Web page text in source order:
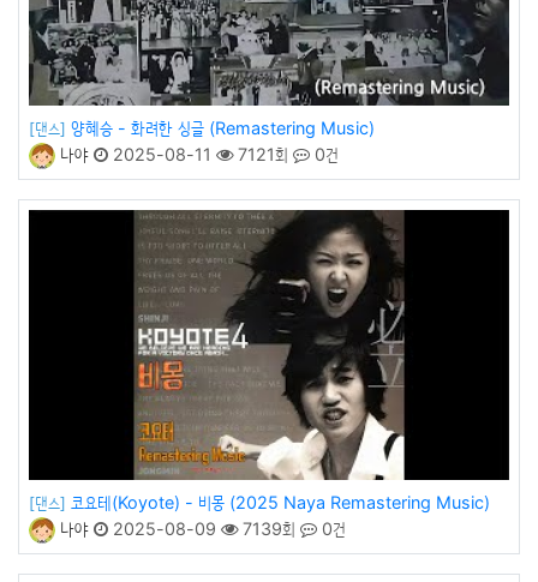
[댄스] 양혜승 - 화려한 싱글 (Remastering Music)
나야
2025-08-11 7121회 0건
[댄스] 코요테(Koyote) - 비몽 (2025 Naya Remastering Music)
나야
2025-08-09 7139회 0건